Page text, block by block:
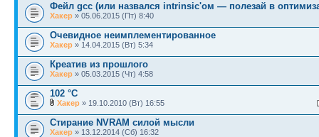
Фейл gcc (или назвался intrinsic'ом — полезай в
Хакер » 05.06.2015 (Пт) 8:40
Очевидное неимплементированное
Хакер » 14.04.2015 (Вт) 5:34
Креатив из прошлого
Хакер » 05.03.2015 (Чт) 4:58
102 °С
Хакер » 19.10.2010 (Вт) 16:55
Стирание NVRAM силой мысли
Хакер » 13.12.2014 (Сб) 16:32